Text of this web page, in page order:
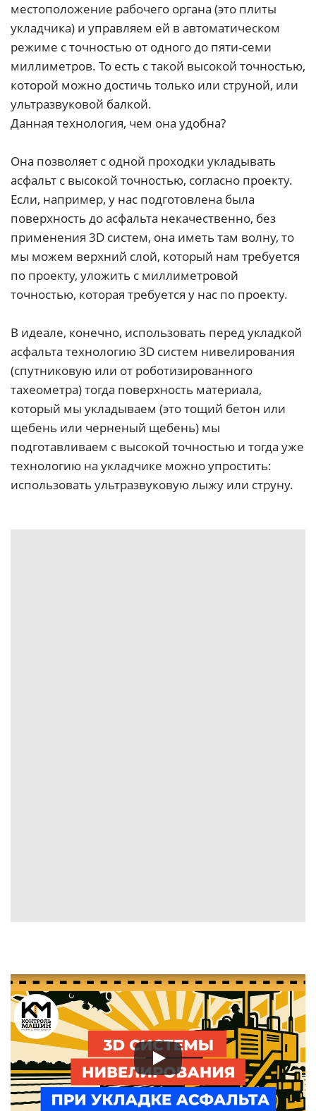
местоположение рабочего органа (это плиты
укладчика) и управляем ей в автоматическом
режиме с точностью от одного до пяти-семи
миллиметров. То есть с такой высокой точностью,
которой можно достичь только или струной, или
ультразвуковой балкой.
Данная технология, чем она удобна?
Она позволяет с одной проходки укладывать
асфальт с высокой точностью, согласно проекту.
Если, например, у нас подготовлена была
поверхность до асфальта некачественно, без
применения 3D систем, она иметь там волну, то
мы можем верхний слой, который нам требуется
по проекту, уложить с миллиметровой
точностью, которая требуется у нас по проекту.
В идеале, конечно, использовать перед укладкой
асфальта технологию 3D систем нивелирования
(спутниковую или от роботизированного
тахеометра) тогда поверхность материала,
который мы укладываем (это тощий бетон или
щебень или черненый щебень) мы
подготавливаем с высокой точностью и тогда уже
технологию на укладчике можно упростить:
использовать ультразвуковую лыжу или струну.